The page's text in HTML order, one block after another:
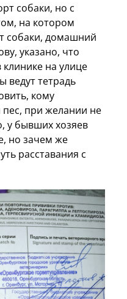
собаки, но с
на котором
собаки, домашний
указано, что
на улице
ведут тетрадь
кому
при желании не
у бывших хозяев
но зачем же
расставания с